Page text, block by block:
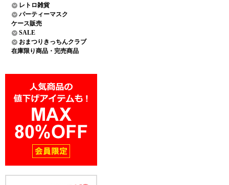
レトロ雑貨
パーティーマスク
ケース販売
SALE
おまつりきっちんクラブ
在庫限り商品・完売商品